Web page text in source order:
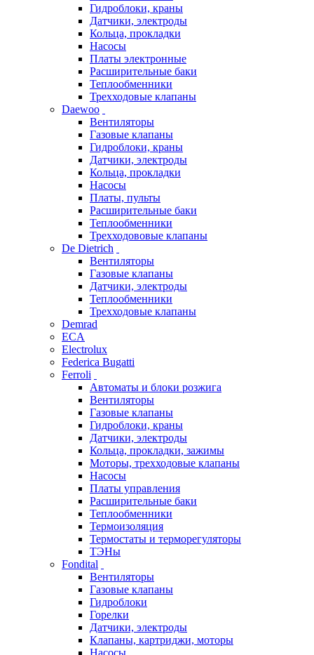
Гидроблоки, краны
Датчики, электроды
Кольца, прокладки
Насосы
Платы электронные
Расширительные баки
Теплообменники
Трехходовые клапаны
Daewoo
Вентиляторы
Газовые клапаны
Гидроблоки, краны
Датчики, электроды
Кольца, прокладки
Насосы
Платы, пульты
Расширительные баки
Теплообменники
Трехходововые клапаны
De Dietrich
Вентиляторы
Газовые клапаны
Датчики, электроды
Теплообменники
Трехходовые клапаны
Demrad
ECA
Electrolux
Federica Bugatti
Ferroli
Автоматы и блоки розжига
Вентиляторы
Газовые клапаны
Гидроблоки, краны
Датчики, электроды
Кольца, прокладки, зажимы
Моторы, трехходовые клапаны
Насосы
Платы управления
Расширительные баки
Теплообменники
Термоизоляция
Термостаты и терморегуляторы
ТЭНы
Fondital
Вентиляторы
Газовые клапаны
Гидроблоки
Горелки
Датчики, электроды
Клапаны, картриджи, моторы